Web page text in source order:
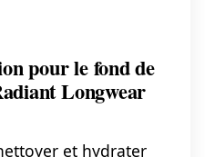
pour le fond de
Longwear
et hydrater